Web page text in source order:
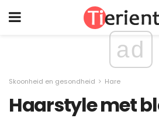
ad
Skoonheid en gesondheid Hare
Haarstyle met